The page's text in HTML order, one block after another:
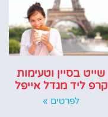
שייט בסיין וטעימות
קרפ ליד מגדל אייפל
לפרטים »